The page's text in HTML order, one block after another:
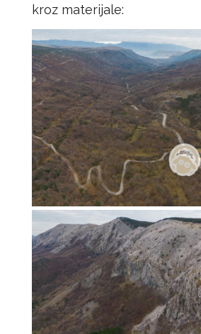
kroz materijale: